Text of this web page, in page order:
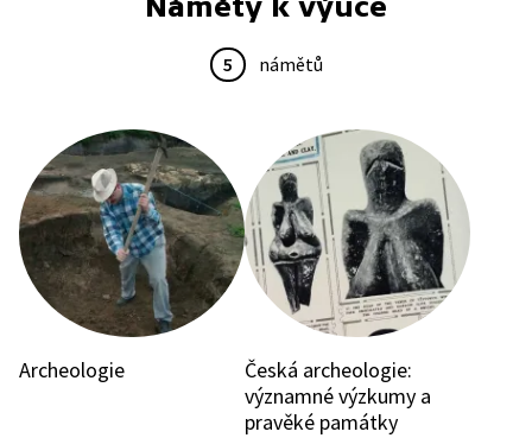
5 námětů
Archeologie
Česká archeologie:
významné výzkumy a
pravěké památky